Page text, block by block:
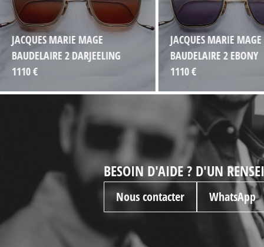
JACQUES MARIE MAGE
BAUDELAIRE 2 DARJEELING
1110 €
JACQUES MARIE MAGE
BAUDELAIRE 2 EBONY
1110 €
BESOIN D'AIDE ? D'UN
Nous contacter WhatsApp